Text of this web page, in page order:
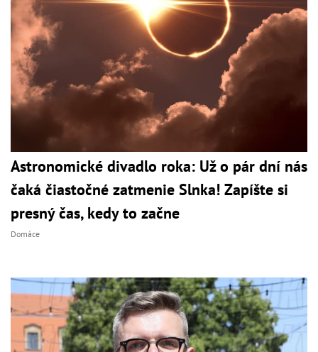
Astronomické divadlo roka: Už o pár dní nás
čaká čiastočné zatmenie Slnka! Zapíšte si
presný čas, kedy to začne
Domáce